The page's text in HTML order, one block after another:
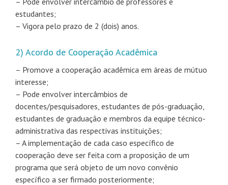
estudantes;
– Vigora pelo prazo de 2 (dois) anos.
2) Acordo de Cooperação Acadêmica
– Promove a cooperação acadêmica em áreas de mútuo
interesse;
– Pode envolver intercâmbios de
docentes/pesquisadores, estudantes de pós-graduação,
estudantes de graduação e membros da equipe técnico-
administrativa das respectivas instituições;
– A implementação de cada caso específico de
cooperação deve ser feita com a proposição de um
programa que será objeto de um novo convênio
específico a ser firmado posteriormente;